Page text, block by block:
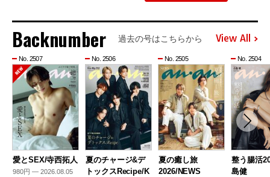
Backnumber 過去の号はこちらから View All
No. 2507
愛とSEX/寺西拓人
980円 — 2026.08.05
No. 2506
夏のチャージ&デ
トックスRecipe/K
No. 2505
夏の癒し旅
2026/NEWS
No. 2504
整う腸活
島健